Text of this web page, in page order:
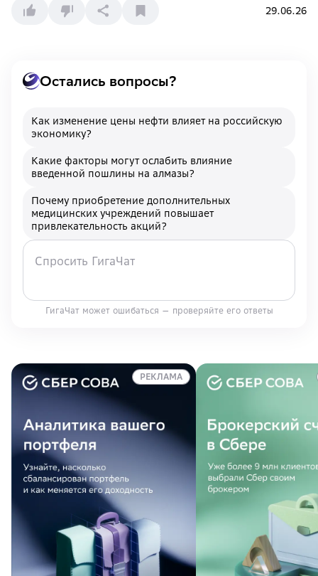
29.06.26
Остались вопросы?
Как изменение цены нефти влияет на российскую
экономику?
Какие факторы могут ослабить влияние
введенной пошлины на алмазы?
Почему приобретение дополнительных
медицинских учреждений повышает
привлекательность акций?
ГигаЧат может ошибаться — проверяйте его ответы
РЕКЛАМА